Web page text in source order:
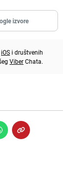
izvore
iOS i društvenih
ViberChata.